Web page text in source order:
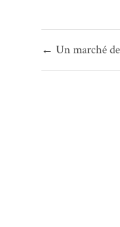
de
l’article
← Un marché